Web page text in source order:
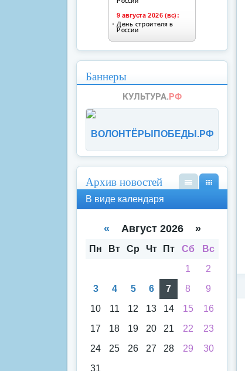
Баннеры
ВОЛОНТЁРЫПОБЕДЫ.РФ
Архив новостей
кал
аря
спи
В виде календаря
« Август 2026 »
Пн Вт Ср Чт Пт Сб
Вс
1
2
3
4 5 6 7 8
9
10
11 12 13 14 15
16
17
18 19 20 21 22
23
24
25 26 27 28 29
30
31